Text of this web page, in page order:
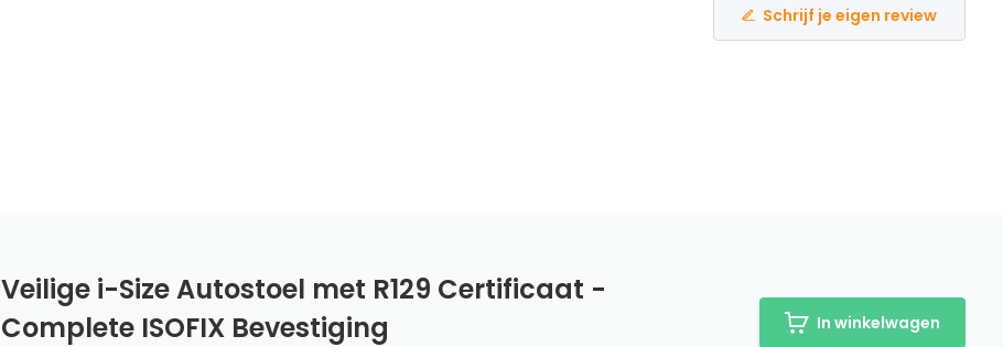
Schrijf je eigen review
Veilige i-Size Autostoel met R129 Certificaat -
Complete ISOFIX Bevestiging
In winkelwagen